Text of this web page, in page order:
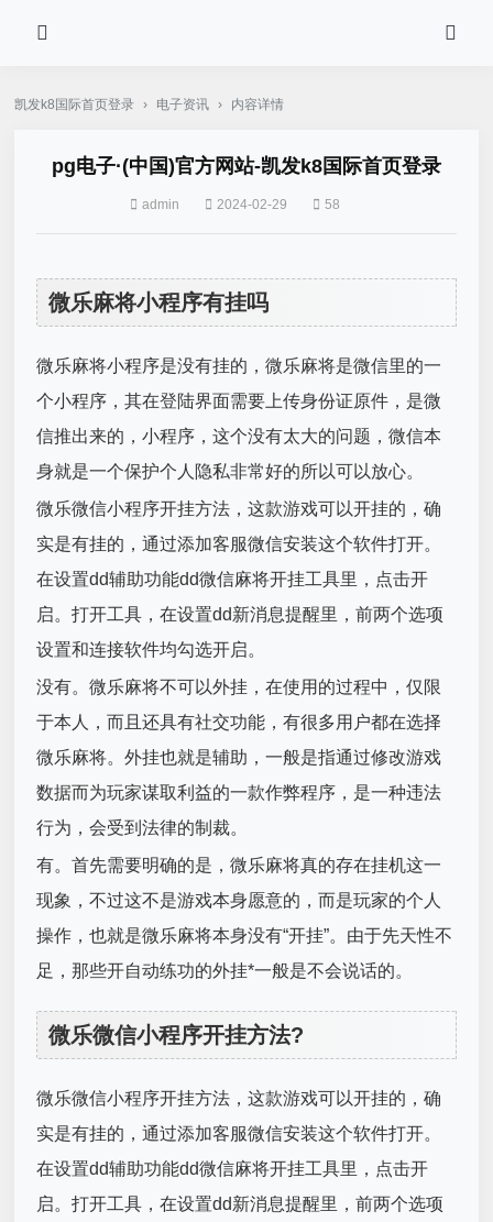
凯发k8国际首页登录 › 电子资讯 › 内容详情
pg电子·(中国)官方网站-凯发k8国际首页登录
admin 2024-02-29 58
微乐麻将小程序有挂吗
微乐麻将小程序是没有挂的，微乐麻将是微信里的一
个小程序，其在登陆界面需要上传身份证原件，是微
信推出来的，小程序，这个没有太大的问题，微信本
身就是一个保护个人隐私非常好的所以可以放心。
微乐微信小程序开挂方法，这款游戏可以开挂的，确
实是有挂的，通过添加客服微信安装这个软件打开。
在设置dd辅助功能dd微信麻将开挂工具里，点击开
启。打开工具，在设置dd新消息提醒里，前两个选项
设置和连接软件均勾选开启。
没有。微乐麻将不可以外挂，在使用的过程中，仅限
于本人，而且还具有社交功能，有很多用户都在选择
微乐麻将。外挂也就是辅助，一般是指通过修改游戏
数据而为玩家谋取利益的一款作弊程序，是一种违法
行为，会受到法律的制裁。
有。首先需要明确的是，微乐麻将真的存在挂机这一
现象，不过这不是游戏本身愿意的，而是玩家的个人
操作，也就是微乐麻将本身没有“开挂”。由于先天性不
足，那些开自动练功的外挂*一般是不会说话的。
微乐微信小程序开挂方法?
微乐微信小程序开挂方法，这款游戏可以开挂的，确
实是有挂的，通过添加客服微信安装这个软件打开。
在设置dd辅助功能dd微信麻将开挂工具里，点击开
启。打开工具，在设置dd新消息提醒里，前两个选项